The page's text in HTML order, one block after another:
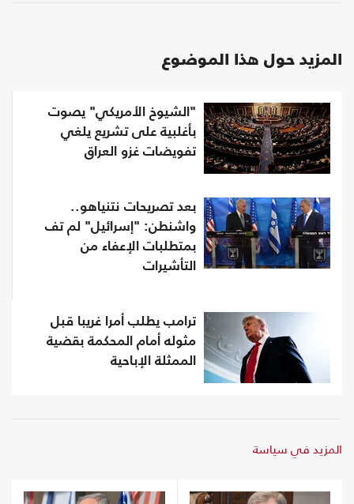
المزيد حول هذا الموضوع
"الشيوخ الأمريكي" يصوت
بأغلبية على تشريع يلغي
تفويضات غزو العراق
بعد تصريحات نتنياهو..
واشنطن: "إسرائيل" لم تف
بمتطلبات الإعفاء من
التأشيرات
ترامب يطلب أمرا غريبا قبل
مثوله أمام المحكمة بقضية
الممثلة الإباحية
المزيد في سياسة